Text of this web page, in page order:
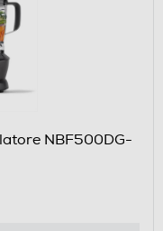
NBF500DG-